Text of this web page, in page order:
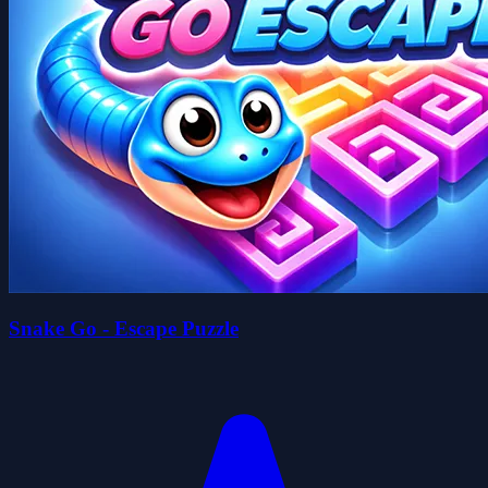
Snake Go - Escape Puzzle